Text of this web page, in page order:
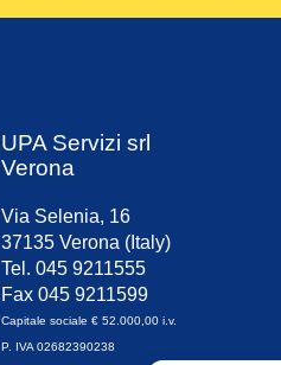
UPA Servizi srl
Verona
Via Selenia, 16
37135 Verona (Italy)
Tel. 045 9211555
Fax 045 9211599
Capitale sociale € 52.000,00 i.v.
P. IVA 02682390238